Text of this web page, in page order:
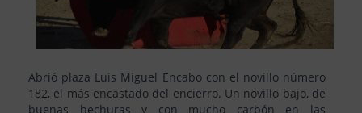
Abrió plaza Luis Miguel Encabo con el novillo número
182, el más encastado del encierro. Un novillo bajo, de
buenas hechuras y con mucho carbón en las